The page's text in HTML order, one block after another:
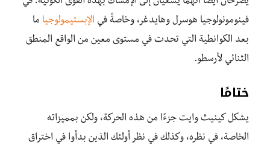
فينومونولوجيا هوسرل وهايدغر، وخاصةً في الإبستيمولوجيا ما
بعد الكوانطية التي تحدت في مستوى معين من الواقع المنطق
الثنائي لأرسطو.
ختامًا
يشكل كينيث وايت جزءًا من هذه الحركة، ولكن بمميزاته
الخاصة، في نظره، وكذلك في نظر أولئك الذين بدأوا في اختراق